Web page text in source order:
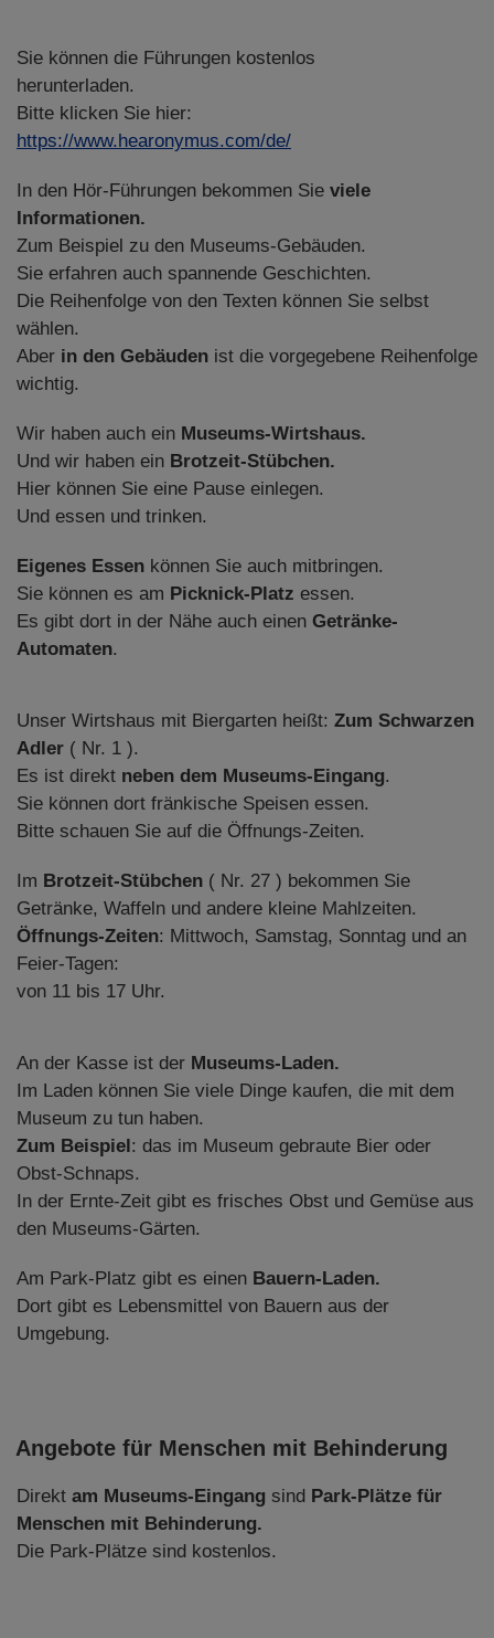
Sie können die Führungen kostenlos
herunterladen.
Bitte klicken Sie hier:
https://www.hearonymus.com/de/
In den Hör-Führungen bekommen Sie viele
Informationen.
Zum Beispiel zu den Museums-Gebäuden.
Sie erfahren auch spannende Geschichten.
Die Reihenfolge von den Texten können Sie selbst
wählen.
Aber in den Gebäuden ist die vorgegebene Reihenfolge
wichtig.
Wir haben auch ein Museums-Wirtshaus.
Und wir haben ein Brotzeit-Stübchen.
Hier können Sie eine Pause einlegen.
Und essen und trinken.
Eigenes Essen können Sie auch mitbringen.
Sie können es am Picknick-Platz essen.
Es gibt dort in der Nähe auch einen Getränke-
Automaten.
Unser Wirtshaus mit Biergarten heißt: Zum Schwarzen
Adler ( Nr. 1 ).
Es ist direkt neben dem Museums-Eingang.
Sie können dort fränkische Speisen essen.
Bitte schauen Sie auf die Öffnungs-Zeiten.
Im Brotzeit-Stübchen ( Nr. 27 ) bekommen Sie
Getränke, Waffeln und andere kleine Mahlzeiten.
Öffnungs-Zeiten: Mittwoch, Samstag, Sonntag und an
Feier-Tagen:
von 11 bis 17 Uhr.
An der Kasse ist der Museums-Laden.
Im Laden können Sie viele Dinge kaufen, die mit dem
Museum zu tun haben.
Zum Beispiel: das im Museum gebraute Bier oder
Obst-Schnaps.
In der Ernte-Zeit gibt es frisches Obst und Gemüse aus
den Museums-Gärten.
Am Park-Platz gibt es einen Bauern-Laden.
Dort gibt es Lebensmittel von Bauern aus der
Umgebung.
Angebote für Menschen mit Behinderung
Direkt am Museums-Eingang sind Park-Plätze für
Menschen mit Behinderung.
Die Park-Plätze sind kostenlos.